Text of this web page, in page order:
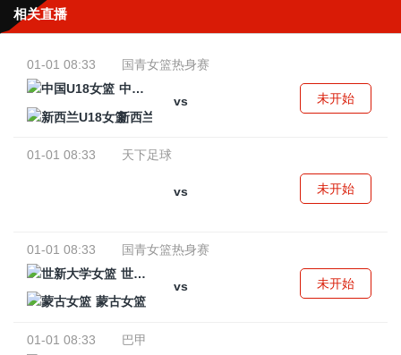
相关直播
01-01 08:33
国青女篮热身赛
中国U18女篮
vs
新西兰U18女篮
未开始
01-01 08:33 天下足球
vs 未开始
01-01 08:33
国青女篮热身赛
世新大学女篮
vs
蒙古女篮
未开始
01-01 08:33
巴甲